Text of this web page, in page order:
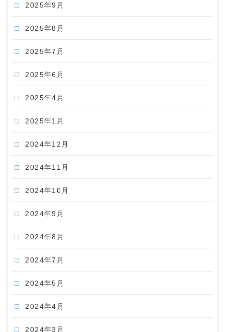
2025年9月
2025年8月
2025年7月
2025年6月
2025年4月
2025年1月
2024年12月
2024年11月
2024年10月
2024年9月
2024年8月
2024年7月
2024年5月
2024年4月
2024年3月